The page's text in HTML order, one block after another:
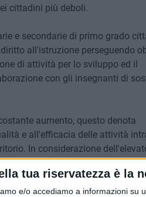
tua riservatezza è la
e/o accediamo a informazioni su
cittadini più deboli.
e secondarie di primo grado
all'istruzione perseguendo
di attività per lo sviluppo ed il
con gli insegnanti di
aumento, questo denota
e all'efficacia delle attività
In considerazione
il Servizio è stato potenziato,
le scuole dell'infanzia, primarie